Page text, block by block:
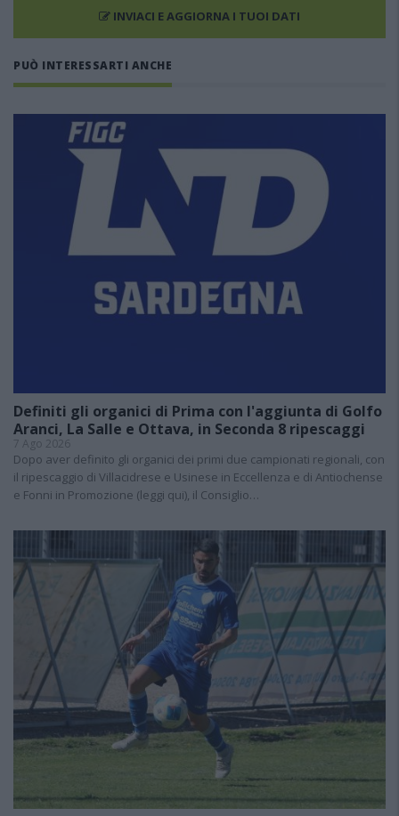
INVIACI E AGGIORNA I TUOI DATI
PUÒ INTERESSARTI ANCHE
Definiti gli organici di Prima con l'aggiunta di Golfo
Aranci, La Salle e Ottava, in Seconda 8 ripescaggi
7 Ago 2026
Dopo aver definito gli organici dei primi due campionati regionali, con
il ripescaggio di Villacidrese e Usinese in Eccellenza e di Antiochense
e Fonni in Promozione (leggi qui), il Consiglio…